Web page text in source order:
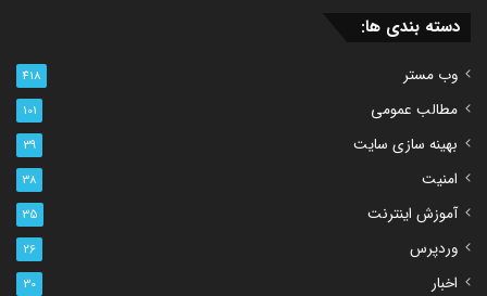
دسته بندی ها:
وب مستر 418
مطالب عمومی 101
بهینه سازی سایت 39
امنیت 38
آموزش اینترنت 35
وردپرس 26
اخبار 30